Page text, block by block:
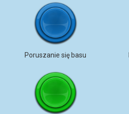
Poruszanie się basu